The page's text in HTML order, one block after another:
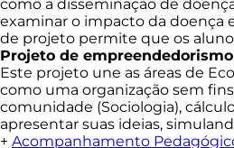
como a disseminação de
examinar o impacto da doença
de projeto permite que os
Projeto de
Este projeto une as áreas de
como uma organização sem
comunidade (Sociologia),
apresentar suas ideias,
+ Acompanhamento